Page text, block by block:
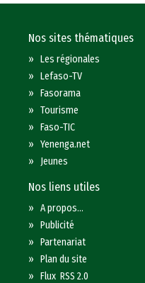
Nos sites thématiques
»Les régionales
»Lefaso-TV
»Fasorama
»Tourisme
»Faso-TIC
»Yenenga.net
» Jeunes
Nos liens utiles
»A propos...
»Publicité
»Partenariat
»Plan du site
»Flux RSS 2.0